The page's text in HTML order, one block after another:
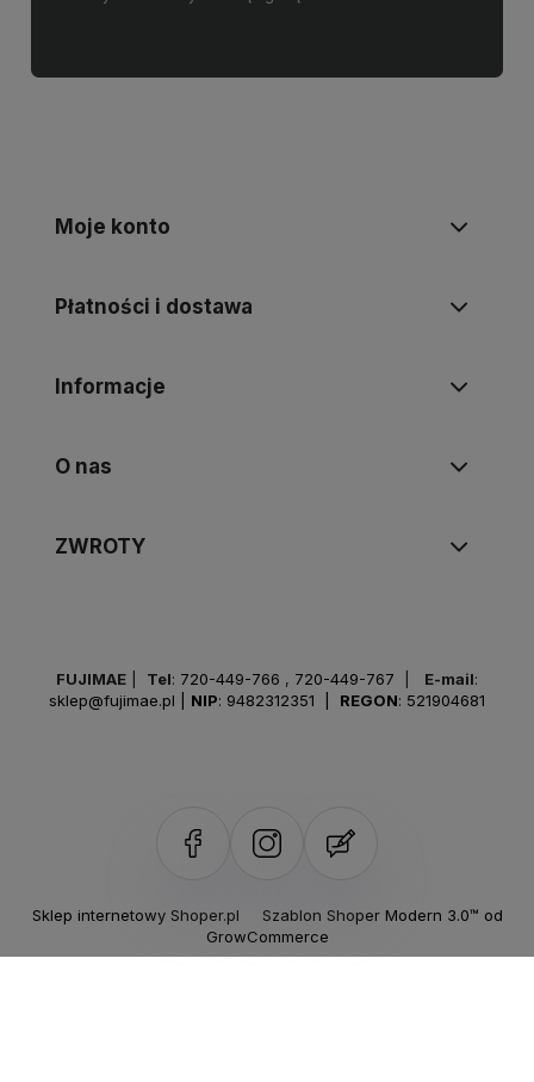
Moje konto
Płatności i dostawa
Informacje
O nas
ZWROTY
FUJIMAE Tel: 720-449-766 , 720-449-767 E-mail:
sklep@fujimae.pl
NIP: 9482312351 | REGON: 521904681
Sklep internetowy Shoper.pl Szablon Shoper Modern 3.0™ od
GrowCommerce